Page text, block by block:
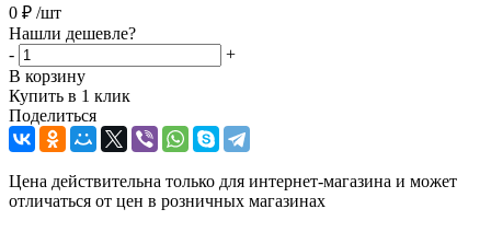
0 ₽ /шт
Нашли дешевле?
-
+
В корзину
Купить в 1 клик
Поделиться
Цена действительна только для интернет-магазина и может
отличаться от цен в розничных магазинах